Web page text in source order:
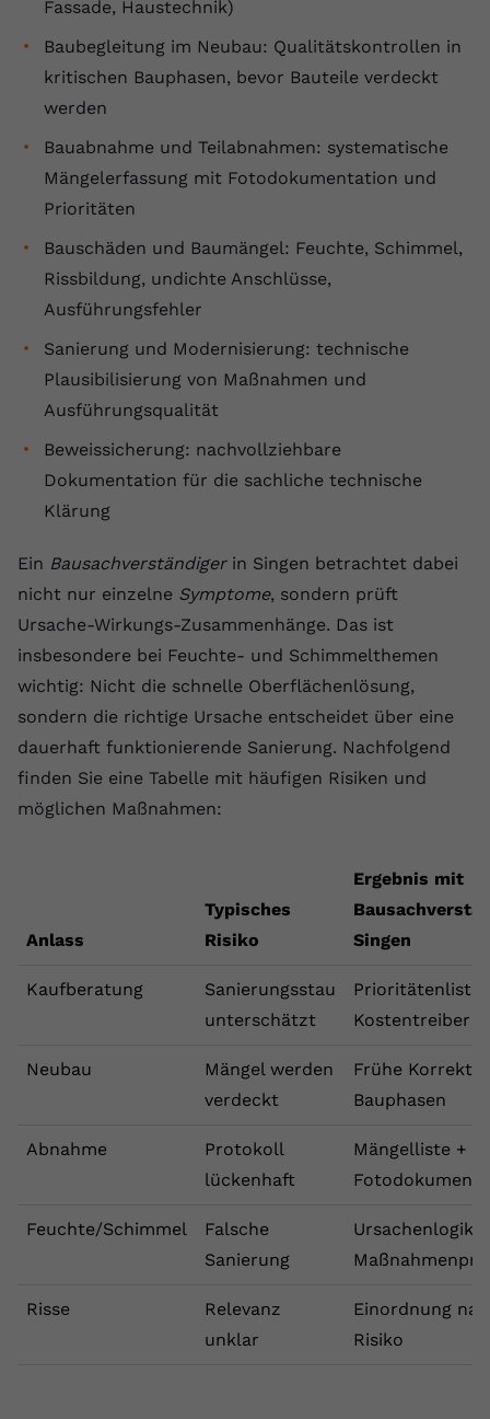
Fassade, Haustechnik)
Baubegleitung im Neubau: Qualitätskontrollen in
kritischen Bauphasen, bevor Bauteile verdeckt
werden
Bauabnahme und Teilabnahmen: systematische
Mängelerfassung mit Fotodokumentation und
Prioritäten
Bauschäden und Baumängel: Feuchte, Schimmel,
Rissbildung, undichte Anschlüsse,
Ausführungsfehler
Sanierung und Modernisierung: technische
Plausibilisierung von Maßnahmen und
Ausführungsqualität
Beweissicherung: nachvollziehbare
Dokumentation für die sachliche technische
Klärung
Ein Bausachverständigerin Singen betrachtet dabei
nicht nur einzelne Symptome, sondern prüft
Ursache-Wirkungs-Zusammenhänge. Das ist
insbesondere bei Feuchte- und Schimmelthemen
wichtig: Nicht die schnelle Oberflächenlösung,
sondern die richtige Ursache entscheidet über eine
dauerhaft funktionierende Sanierung. Nachfolgend
finden Sie eine Tabelle mit häufigen Risiken und
möglichen Maßnahmen:
Anlass
Typisches
Risiko
Ergebnis mit
Singen
Kaufberatung
Sanierungsstau
unterschätzt
Prioritätenliste
Kostentreiber
Neubau
Mängel werden
verdeckt
Frühe
Bauphasen
Abnahme
Protokoll
lückenhaft
Mängelliste +
Feuchte/Schimmel
Falsche
Sanierung
Ursachenlogik +
Risse
Relevanz
unklar
Einordnung
Risiko
Zweck
registriert eine eindeutige ID, um
Daten darüber zu speichern, welche
gesehen hat.
Name yt-remote-connected-devices
Anbieter
Laufzeit Session
YouTube setzt diesen Cookie, um die
speichern, der eingebettete YouTube-
Videos verwendet.